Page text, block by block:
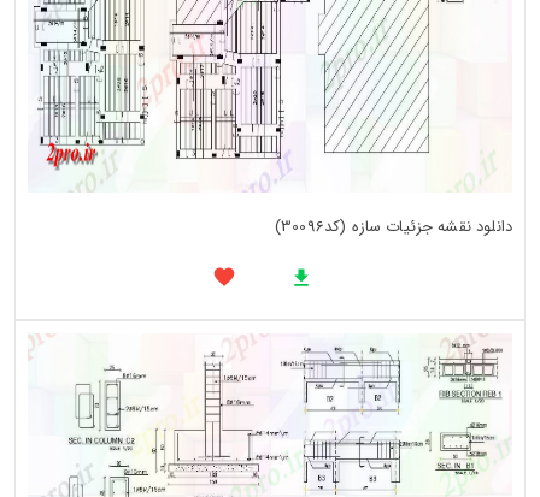
دانلود نقشه جزئیات سازه (کد30096)